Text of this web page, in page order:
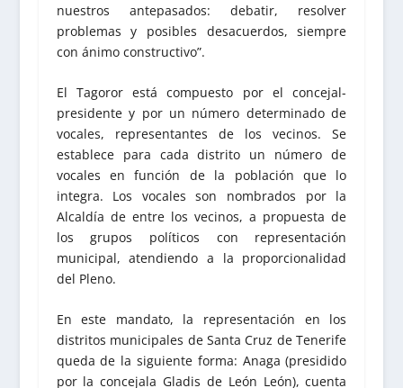
nuestros antepasados: debatir, resolver
problemas y posibles desacuerdos, siempre
con ánimo constructivo”.
El Tagoror está compuesto por el concejal-
presidente y por un número determinado de
vocales, representantes de los vecinos. Se
establece para cada distrito un número de
vocales en función de la población que lo
integra. Los vocales son nombrados por la
Alcaldía de entre los vecinos, a propuesta de
los grupos políticos con representación
municipal, atendiendo a la proporcionalidad
del Pleno.
En este mandato, la representación en los
distritos municipales de Santa Cruz de Tenerife
queda de la siguiente forma: Anaga (presidido
por la concejala Gladis de León León), cuenta